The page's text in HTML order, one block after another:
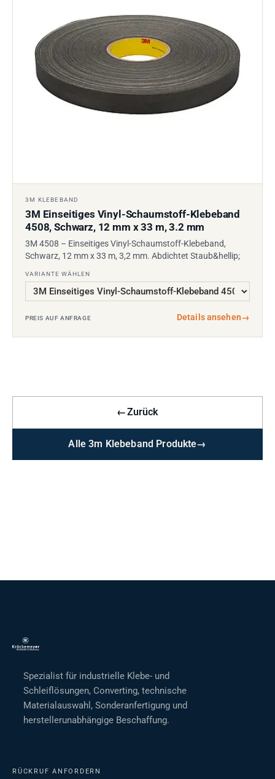
3M KLEBEBAND
3M Einseitiges Vinyl-Schaumstoff-Klebeband
4508, Schwarz, 12 mm x 33 m, 3.2 mm
3M 4508 – Einseitiges Vinyl-Schaumstoff-Klebeband,
Schwarz, 12 mm x 33 m, 3,2 mm. Abdichtet Staub&hellip;
VARIANTE WÄHLEN
PREIS AUF ANFRAGE Details ansehen→
←Zurück
Alle 3m Klebeband Produkte→
Spezialist für industrielle Klebe- und
Schleiflösungen, Converting, technische
Materialauswahl, Sonderanfertigung und
herstellerunabhängige Beschaffung.
RÜCKRUF ANFORDERN